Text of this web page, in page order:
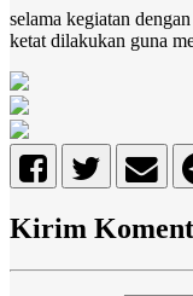
selama kegiatan
ketat dilakukan guna
Kirim